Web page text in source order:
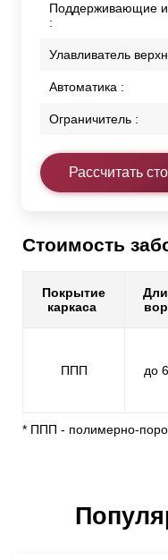
Поддерживающие
:
Улавливатель
Автоматика :
Ограничитель :
Рассчитать
Стоимость
Покрытие
каркаса
ППП до
* ППП - полимерно-